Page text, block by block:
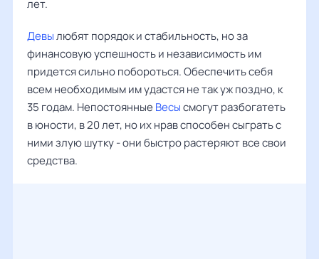
лет.
Девылюбят порядок и стабильность, но за
финансовую успешность и независимость им
придется сильно побороться. Обеспечить себя
всем необходимым им удастся не так уж поздно, к
35 годам. Непостоянные Весысмогут разбогатеть
в юности, в 20 лет, но их нрав способен сыграть с
ними злую шутку - они быстро растеряют все свои
средства.